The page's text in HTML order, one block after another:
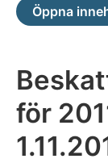
Öppna
för